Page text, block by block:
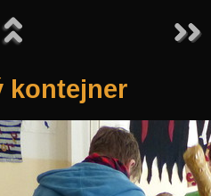
kontejner